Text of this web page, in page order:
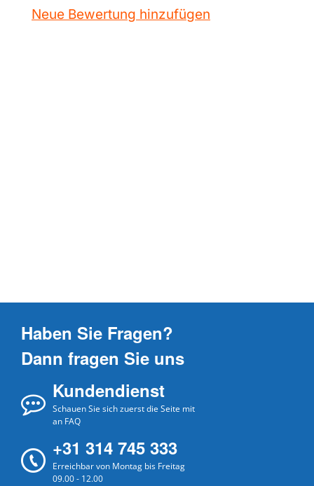
Neue Bewertung hinzufügen
Haben Sie Fragen?
Dann fragen Sie uns
Kundendienst
Schauen Sie sich zuerst die Seite mit
an FAQ
+31 314 745 333
Erreichbar von Montag bis Freitag
09.00 - 12.00